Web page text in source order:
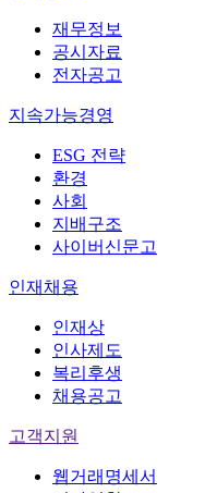
재무정보
공시자료
전자공고
지속가능경영
ESG 전략
환경
사회
지배구조
사이버신문고
인재채용
인재상
인사제도
복리후생
채용공고
고객지원
웹거래명세서